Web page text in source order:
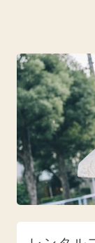
26万円
ナチュラル
ブルべ夏
ブルべ冬
特選技法
オリジナ
人気モデ